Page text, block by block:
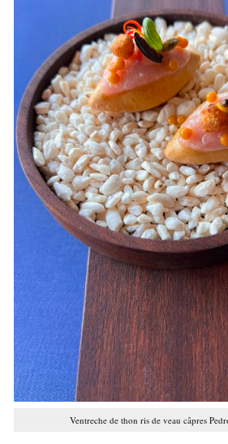
Ventreche de thon ris de veau câpres